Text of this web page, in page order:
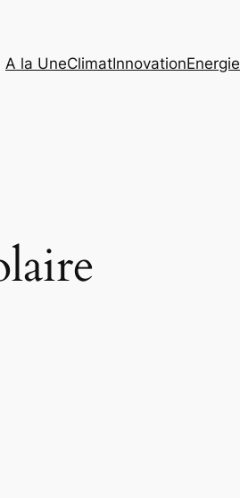
A la UneClimatInnovationEnergie